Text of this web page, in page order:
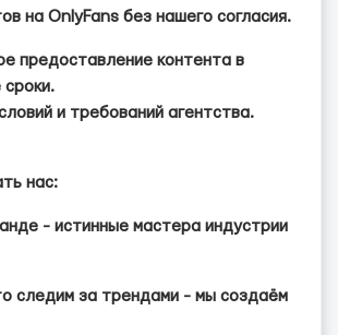
на OnlyFans без нашего согласия.
предоставление контента в
сроки.
и требований агентства.
нас:
- истинные мастера индустрии
следим за трендами - мы создаём